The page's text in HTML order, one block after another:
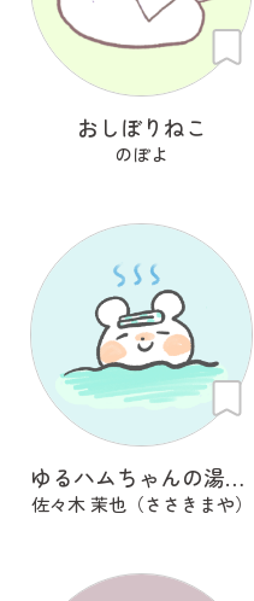
おしぼりねこ
のぽよ
ゆるハムちゃんの湯上がり
佐々木 茉也（ささきまや）